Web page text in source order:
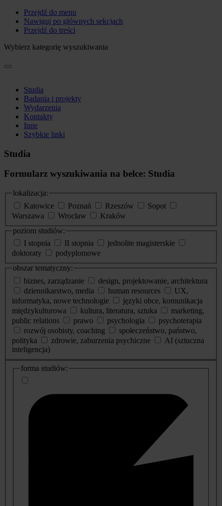
Przejdź do menu
Nawiguj po głównych sekcjach
Przejdź do treści
Wybierz kategorię wyszukiwania
Studia
Badania i projekty
Wydarzenia
Kontakty
Inne
Szybkie linki
Studia
Formularz wyszukiwania na belce: Studia
lokalizacja:
Katowice
Poznań Rzeszów
Sopot
Warszawa
Wrocław
Kraków
poziom studiów:
I stopnia
II stopnia
jednolite magisterskie
doktoraty
podyplomowe
obszar tematyczny:
biznes, zarządzanie
design, projektowanie, architektura
dziennikarstwo, media
human resources
UX,
informatyka, nowe technologie
języki obce, komunikacja
międzykulturowa
kultura, literatura, sztuka
marketing,
public relations
prawo psychologia
psychoterapia
rozwój osobisty, coaching
społeczeństwo, państwo,
polityka
zdrowie, zaburzenia psychiczne
AI (sztuczna
inteligencja)
dodatkowe
informacje
forma studiów: